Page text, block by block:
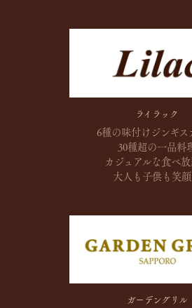
ライラック
6種の味付けジンギス
30種超の一品料
カジュアルな食べ
大人も子供も笑
ガーデングリル